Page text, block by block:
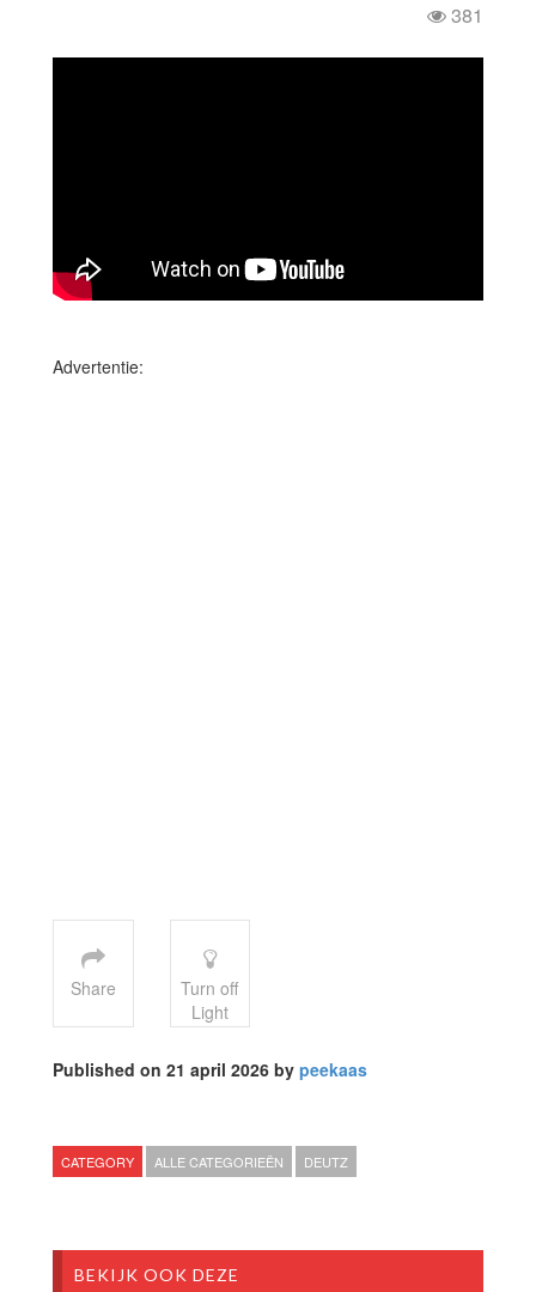
381
Advertentie:
Share
Turn off
Light
Published on 21 april 2026 by peekaas
CATEGORY ALLE CATEGORIEËN DEUTZ
BEKIJK OOK DEZE